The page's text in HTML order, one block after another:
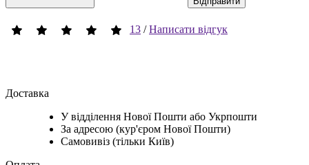
13 /Написати відгук
Доставка
У відділення Нової Пошти або Укрпошти
За адресою (кур'єром Нової Пошти)
Самовивіз (тільки Київ)